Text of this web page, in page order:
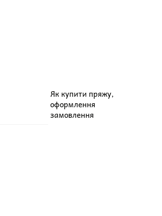
Як купити пряжу,
оформлення
замовлення